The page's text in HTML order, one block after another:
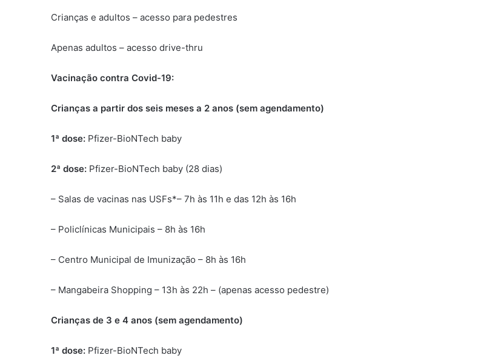
Crianças e adultos – acesso para pedestres
Apenas adultos – acesso drive-thru
Vacinação contra Covid-19:
Crianças a partir dos seis meses a 2 anos (sem agendamento)
1ª dose: Pfizer-BioNTech baby
2ª dose: Pfizer-BioNTech baby (28 dias)
– Salas de vacinas nas USFs*– 7h às 11h e das 12h às 16h
– Policlínicas Municipais – 8h às 16h
– Centro Municipal de Imunização – 8h às 16h
– Mangabeira Shopping – 13h às 22h – (apenas acesso pedestre)
Crianças de 3 e 4 anos (sem agendamento)
1ª dose: Pfizer-BioNTech baby